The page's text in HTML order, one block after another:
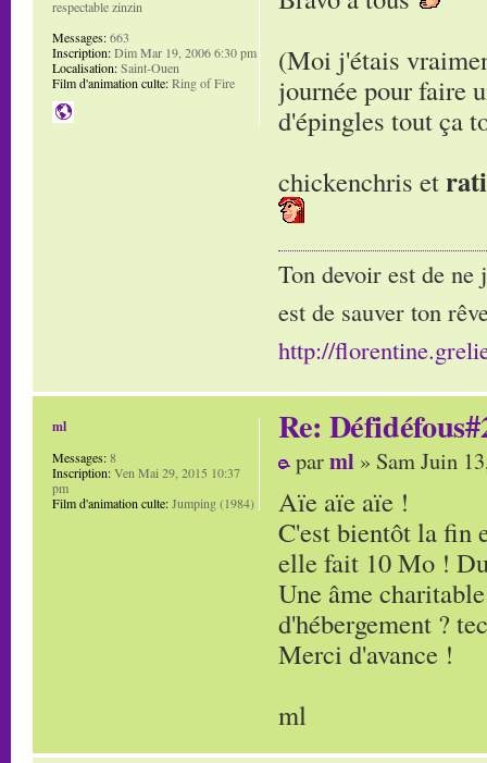
(Moi j'étais
journée pour faire
d'épingles tout ça
chickenchris et
Ton devoir est de
est de sauver ton
http://
respectable zinzin
Messages:663
Inscription:Dim Mar 19, 2006 6:30 pm
Localisation:Saint-Ouen
Film d'animation culte:Ring of Fire
Re:
parml » Sam Juin
Aïe aïe aïe !
C'est bientôt la fin
elle fait 10 Mo !
Une âme
d'hébergement ?
Merci d'avance !
ml
ml
Messages:8
Inscription:Ven Mai 29, 2015 10:37
pm
Film d'animation culte:Jumping (1984)